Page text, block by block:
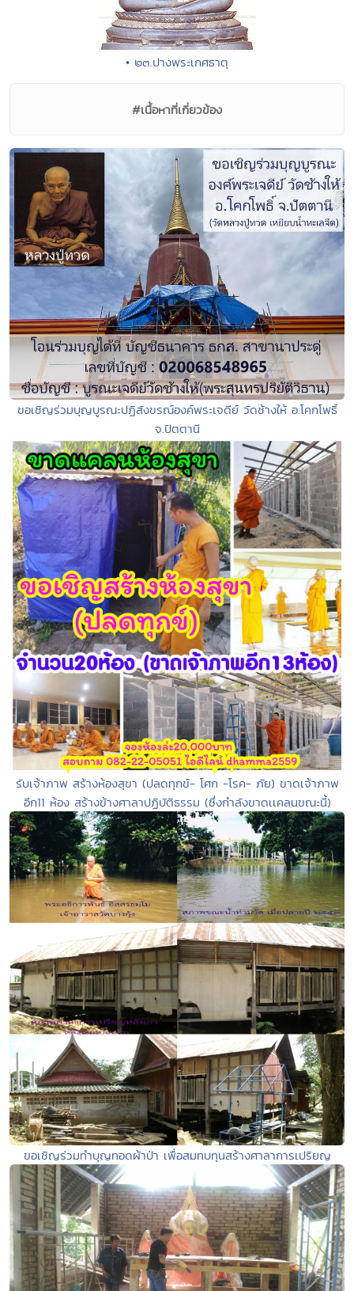
• ๒๓.ปางพระเกศธาตุ
#เนื้อหาที่เกี่ยวข้อง
ขอเชิญร่วมบุญบูรณะปฏิสังขรณ์องค์พระเจดีย์ วัดช้างให้ อ.โคกโพธิ์
จ.ปัตตานี
รับเจ้าภาพ สร้างห้องสุขา (ปลดทุกข์- โศก -โรค- ภัย) ขาดเจ้าภาพ
อีก11 ห้อง สร้างข้างศาลาปฏิบัติธรรม (ซึ่งกำลังขาดเเคลนขณะนี้)
ขอเชิญร่วมทำบุญทอดผ้าป่า เพื่อสมทบทุนสร้างศาลาการเปริยญ